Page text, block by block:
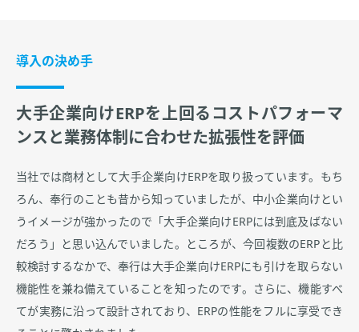
導入の決め手
大手企業向けERPを上回るコストパフォーマ
ンスと業務体制に合わせた拡張性を評価
当社では商材として大手企業向けERPを取り扱っています。もち
ろん、奉行のことも昔から知っていましたが、中小企業向けとい
うイメージが強かったので「大手企業向けERPには到底及ばない
だろう」と思い込んでいました。ところが、今回複数のERPと比
較検討するなかで、奉行は大手企業向けERPにも引けを取らない
機能性を兼ね備えていることを知ったのです。さらに、機能すべ
てが実務に沿って設計されており、ERPの性能をフルに享受でき